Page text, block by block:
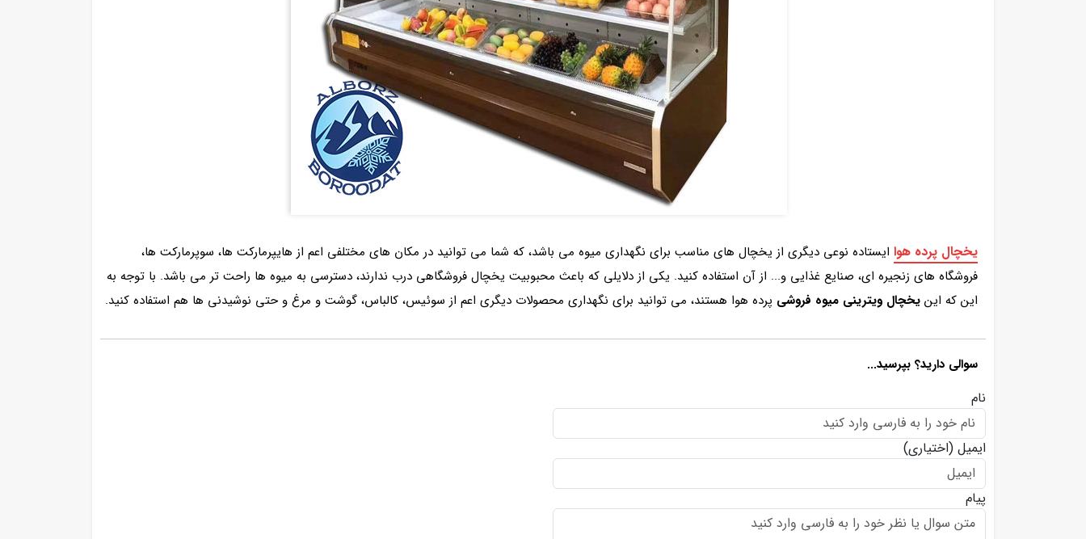
یخچال پرده هوا ایستاده نوعی دیگری از یخچال های مناسب برای نگهداری میوه می باشد، که شما می توانید در مکان های مختلفی اعم از هایپرمارکت ها، سوپرمارکت ها،
فروشگاه‌ های زنجیره‌ ای، صنایع غذایی و... از آن استفاده کنید. یکی از دلایلی که باعث محبوبیت یخچال فروشگاهی درب ندارند، دسترسی به میوه ها راحت تر می باشد. با توجه به
این که این یخچال ویترینی میوه فروشی پرده هوا هستند، می توانید برای نگهداری محصولات دیگری اعم از سوئیس، کالباس، گوشت و مرغ و حتی نوشیدنی‌ ها هم استفاده کنید.
سوالی دارید؟ بپرسید...
نام
ایمیل (اختیاری)
پیام